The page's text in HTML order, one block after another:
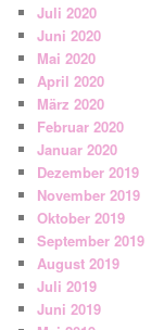
Juli 2020
Juni 2020
Mai 2020
April 2020
März 2020
Februar 2020
Januar 2020
Dezember 2019
November 2019
Oktober 2019
September 2019
August 2019
Juli 2019
Juni 2019